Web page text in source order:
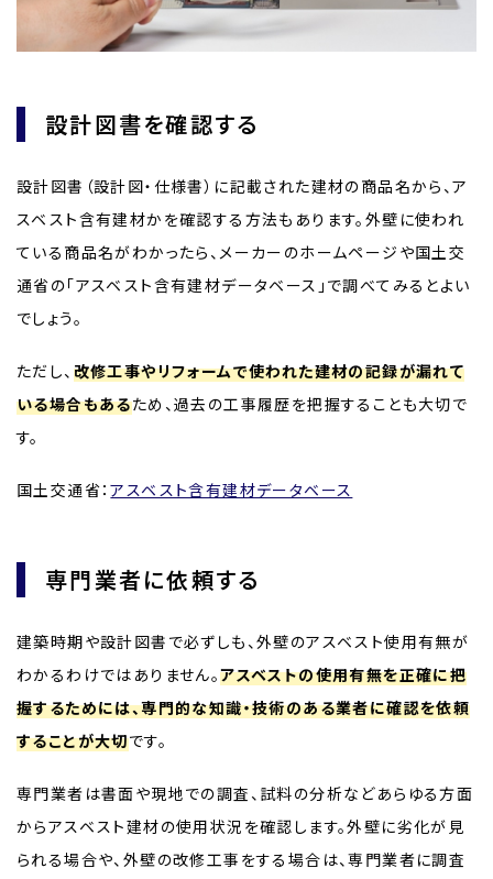
設計図書を確認する
設計図書（設計図・仕様書）に記載された建材の商品名から、ア
スベスト含有建材かを確認する方法もあります。外壁に使われ
ている商品名がわかったら、メーカーのホームページや国土交
通省の「アスベスト含有建材データベース」で調べてみるとよい
でしょう。
ただし、 改修工事やリフォームで使われた建材の記録が漏れて
いる場合もあるため、過去の工事履歴を把握することも大切で
す。
国土交通省：アスベスト含有建材データベース
専門業者に依頼する
建築時期や設計図書で必ずしも、外壁のアスベスト使用有無が
わかるわけではありません。アスベストの使用有無を正確に把
握するためには、専門的な知識・技術のある業者に確認を依頼
することが大切です。
専門業者は書面や現地での調査、試料の分析などあらゆる方面
からアスベスト建材の使用状況を確認します。外壁に劣化が見
られる場合や、外壁の改修工事をする場合は、専門業者に調査